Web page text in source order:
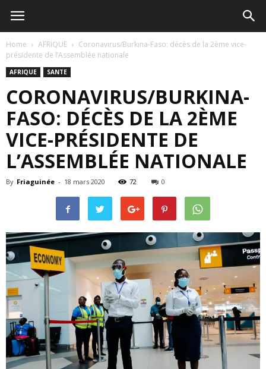
Home AFRIQUE
Coronavirus/Burkina-Faso: décès de la 2ème vice-
présidente de l’Assemblée nationale
AFRIQUE SANTE
CORONAVIRUS/BURKINA-
FASO: DÉCÈS DE LA 2ÈME
VICE-PRÉSIDENTE DE
L’ASSEMBLÉE NATIONALE
By Friaguinée - 18 mars 2020 72 0